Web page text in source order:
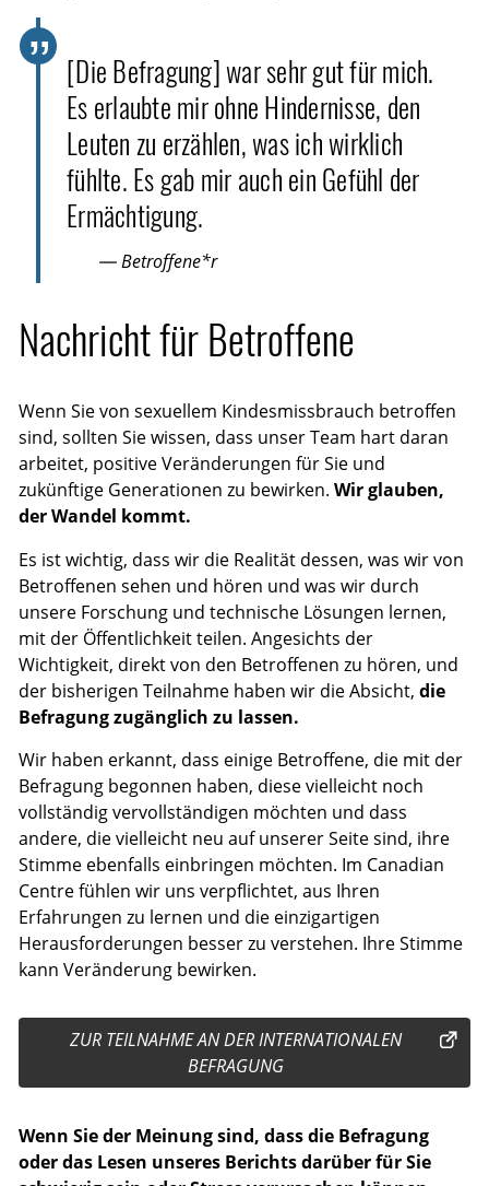
[Die Befragung] war sehr gut für mich.
Es erlaubte mir ohne Hindernisse, den
Leuten zu erzählen, was ich wirklich
fühlte. Es gab mir auch ein Gefühl der
Ermächtigung.
— Betroffene*r
Nachricht für Betroffene
Wenn Sie von sexuellem Kindesmissbrauch betroffen
sind, sollten Sie wissen, dass unser Team hart daran
arbeitet, positive Veränderungen für Sie und
zukünftige Generationen zu bewirken.Wir glauben,
der Wandel kommt.
Es ist wichtig, dass wir die Realität dessen, was wir von
Betroffenen sehen und hören und was wir durch
unsere Forschung und technische Lösungen lernen,
mit der Öffentlichkeit teilen. Angesichts der
Wichtigkeit, direkt von den Betroffenen zu hören, und
der bisherigen Teilnahme haben wir die Absicht,die
Befragung zugänglich zu lassen.
Wir haben erkannt, dass einige Betroffene, die mit der
Befragung begonnen haben, diese vielleicht noch
vollständig vervollständigen möchten und dass
andere, die vielleicht neu auf unserer Seite sind, ihre
Stimme ebenfalls einbringen möchten. Im Canadian
Centre fühlen wir uns verpflichtet, aus Ihren
Erfahrungen zu lernen und die einzigartigen
Herausforderungen besser zu verstehen. Ihre Stimme
kann Veränderung bewirken.
ZUR TEILNAHME AN DER INTERNATIONALEN
BEFRAGUNG
Wenn Sie der Meinung sind, dass die Befragung
oder das Lesen unseres Berichts darüber für Sie